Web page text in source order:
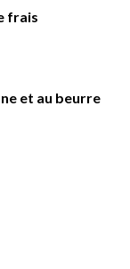
frais
et au beurre